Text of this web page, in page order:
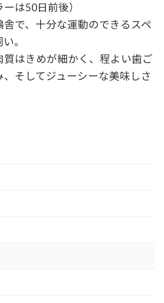
は50日前後）
で、十分な運動のできるスペ
。
はきめが細かく、程よい歯ご
そしてジューシーな美味しさ